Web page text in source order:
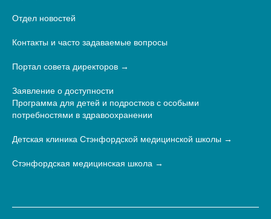
Отдел новостей
Контакты и часто задаваемые вопросы
Портал совета директоров
Заявление о доступности
Программа для детей и подростков с особыми
потребностями в здравоохранении
Детская клиника Стэнфордской медицинской школы
Стэнфордская медицинская школа